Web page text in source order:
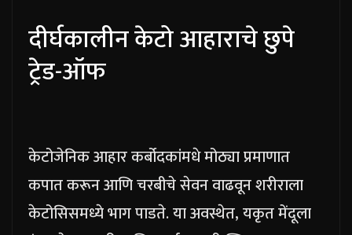
दीर्घकालीन केटो आहाराचे छुपे
ट्रेड-ऑफ
केटोजेनिक आहार कर्बोदकांमधे मोठ्या प्रमाणात
कपात करून आणि चरबीचे सेवन वाढवून शरीराला
केटोसिसमध्ये भाग पाडते. या अवस्थेत, यकृत मेंदूला